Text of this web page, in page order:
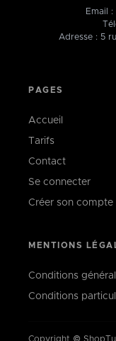
Email :
Adresse : 5
PAGES
Accueil
Tarifs
Contact
Se connecter
Créer son compte
MENTIONS
Conditions
Conditions